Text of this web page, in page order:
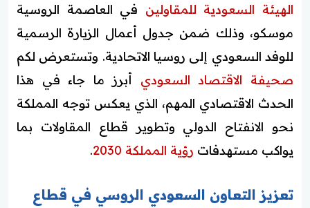
الهيئة السعودية للمقاولين في العاصمة الروسية
موسكو، وذلك ضمن جدول أعمال الزيارة الرسمية
للوفد السعودي إلى روسيا الاتحادية. وتستعرض لكم
صحيفة الاقتصاد السعودي أبرز ما جاء في هذا
الحدث الاقتصادي المهم، الذي يعكس توجه المملكة
نحو الانفتاح الدولي وتطوير قطاع المقاولات بما
يواكب مستهدفات رؤية المملكة 2030 .
تعزيز التعاون السعودي الروسي في قطاع